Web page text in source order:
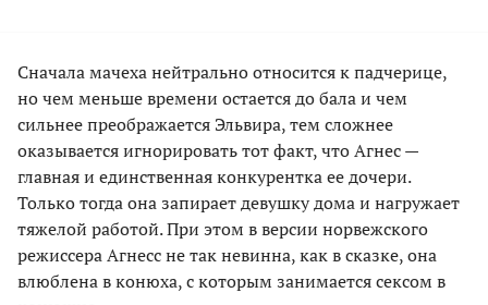
Сначала мачеха нейтрально относится к падчерице,
но чем меньше времени остается до бала и чем
сильнее преображается Эльвира, тем сложнее
оказывается игнорировать тот факт, что Агнес —
главная и единственная конкурентка ее дочери.
Только тогда она запирает девушку дома и нагружает
тяжелой работой. При этом в версии норвежского
режиссера Агнесс не так невинна, как в сказке, она
влюблена в конюха, с которым занимается сексом в